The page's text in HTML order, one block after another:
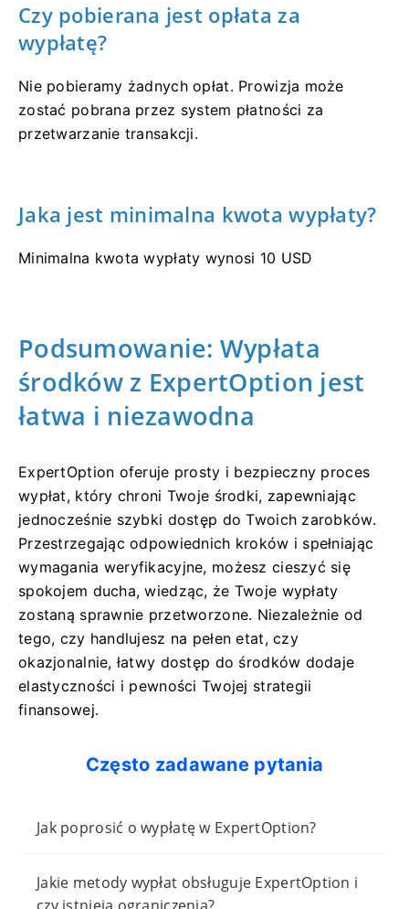
Czy pobierana jest opłata za
wypłatę?
Nie pobieramy żadnych opłat. Prowizja może
zostać pobrana przez system płatności za
przetwarzanie transakcji.
Jaka jest minimalna kwota wypłaty?
Minimalna kwota wypłaty wynosi 10 USD
Podsumowanie: Wypłata
środków z ExpertOption jest
łatwa i niezawodna
ExpertOption oferuje prosty i bezpieczny proces
wypłat, który chroni Twoje środki, zapewniając
jednocześnie szybki dostęp do Twoich zarobków.
Przestrzegając odpowiednich kroków i spełniając
wymagania weryfikacyjne, możesz cieszyć się
spokojem ducha, wiedząc, że Twoje wypłaty
zostaną sprawnie przetworzone. Niezależnie od
tego, czy handlujesz na pełen etat, czy
okazjonalnie, łatwy dostęp do środków dodaje
elastyczności i pewności Twojej strategii
finansowej.
Często zadawane pytania
Jak poprosić o wypłatę w ExpertOption?
Jakie metody wypłat obsługuje ExpertOption i